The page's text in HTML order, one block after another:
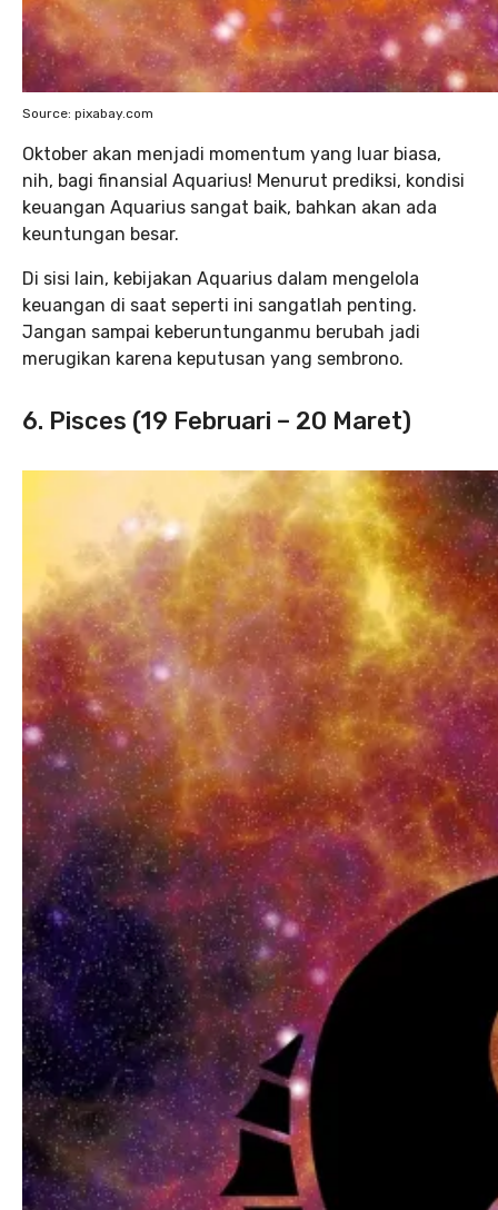
Source: pixabay.com
Oktober akan menjadi momentum yang luar biasa,
nih, bagi finansial Aquarius! Menurut prediksi, kondisi
keuangan Aquarius sangat baik, bahkan akan ada
keuntungan besar.
Di sisi lain, kebijakan Aquarius dalam mengelola
keuangan di saat seperti ini sangatlah penting.
Jangan sampai keberuntunganmu berubah jadi
merugikan karena keputusan yang sembrono.
6. Pisces (19 Februari – 20 Maret)